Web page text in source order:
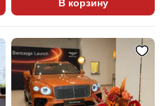
В корзину